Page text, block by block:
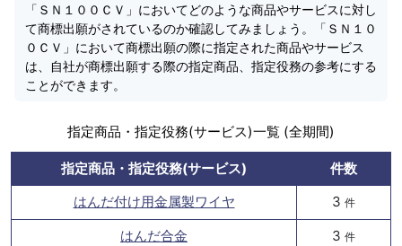
「ＳＮ１００ＣＶ」においてどのような商品やサービスに対し
て商標出願がされているのか確認してみましょう。「ＳＮ１０
０ＣＶ」において商標出願の際に指定された商品やサービス
は、自社が商標出願する際の指定商品、指定役務の参考にする
ことができます。
指定商品・指定役務(サービス)一覧 (全期間)
指定商品・指定役務(サービス)
件数
はんだ付け用金属製ワイヤ
3 件
はんだ合金 3 件